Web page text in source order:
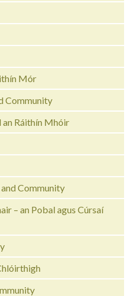
Mór
Community
Ráithín Mhóir
Community
– an Pobal agus Cúrsaí